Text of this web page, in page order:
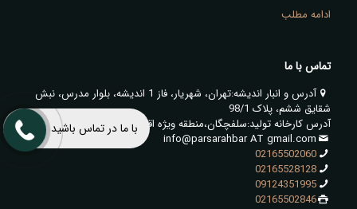
ادامه مطلب
تماس با ما
آدرس و انبار اندیشه:تهران، شهریار، فاز 1 اندیشه، بلوار مدرس، نبش
شقایق ششم، پلاک 98/1
آدرس کارخانه تولید:سلفچگان،منطقه ویژه اقتصادی قم،انتهای توسعه
info@parsarahbar AT gmail.com
02165502060
02165528128
09124351995
02165502846
با ما در تماس باشید